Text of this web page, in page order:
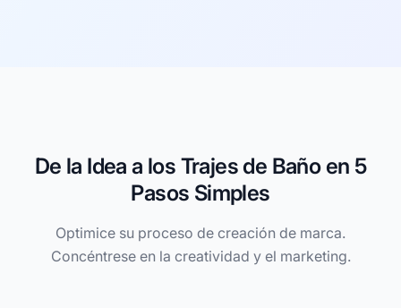
De la Idea a los Trajes de Baño en 5
Pasos Simples
Optimice su proceso de creación de marca.
Concéntrese en la creatividad y el marketing.